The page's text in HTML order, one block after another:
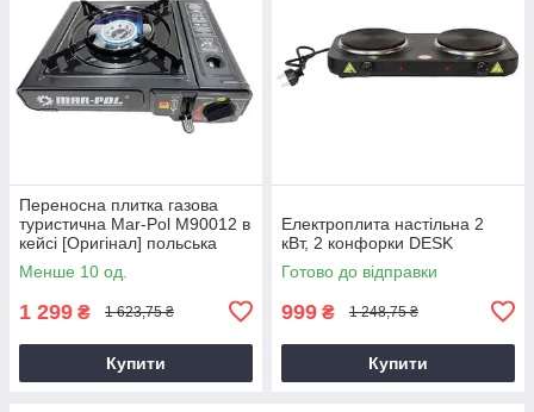
Переносна плитка газова
туристична Mar-Pol M90012 в
кейсі [Оригінал] польська
Менше 10 од.
1 299 ₴ 1 623,75 ₴
Купити
Електроплита настільна 2
кВт, 2 конфорки DESK
Готово до відправки
999 ₴ 1 248,75 ₴
Купити